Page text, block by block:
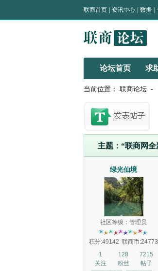
联商首页 资讯中心 数据
论坛首页 求
当前位置： 联商论坛 -
主题：“联商网
绿光仙境
社区等级：管理员
积分:49142 联商币:24773
1
关注
128
粉丝
7215
帖子